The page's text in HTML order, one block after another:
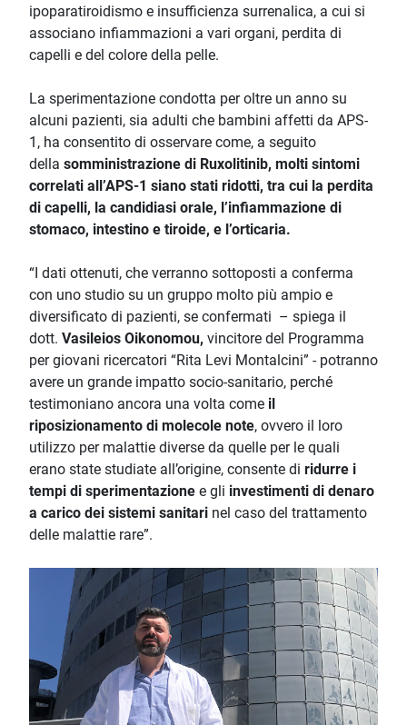
ipoparatiroidismo e insufficienza surrenalica, a cui si
associano infiammazioni a vari organi, perdita di
capelli e del colore della pelle.
La sperimentazione condotta per oltre un anno su
alcuni pazienti, sia adulti che bambini affetti da APS-
1, ha consentito di osservare come, a seguito
della somministrazione di Ruxolitinib, molti sintomi
correlati all’APS-1 siano stati ridotti, tra cui la perdita
di capelli, la candidiasi orale, l’infiammazione di
stomaco, intestino e tiroide, e l’orticaria.
“I dati ottenuti, che verranno sottoposti a conferma
con uno studio su un gruppo molto più ampio e
diversificato di pazienti, se confermati – spiega il
dott. Vasileios Oikonomou, vincitore del Programma
per giovani ricercatori “Rita Levi Montalcini” - potranno
avere un grande impatto socio-sanitario, perché
testimoniano ancora una volta come il
riposizionamento di molecole note, ovvero il loro
utilizzo per malattie diverse da quelle per le quali
erano state studiate all’origine, consente di ridurre i
tempi di sperimentazione e gli investimenti di denaro
a carico dei sistemi sanitari nel caso del trattamento
delle malattie rare”.